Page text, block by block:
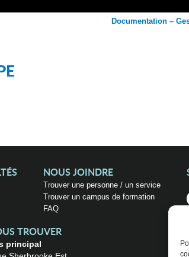
Documentation –
NOUS JOINDRE
Trouver une personne / un service
Trouver un campus de formation
FAQ
TROUVER
principal